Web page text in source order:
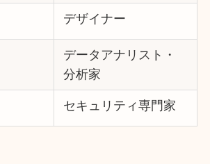
デザイナー
データアナリスト・
分析家
セキュリティ専門家